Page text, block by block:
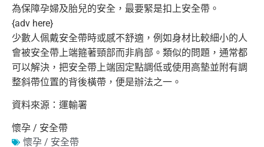
為保障孕婦及胎兒的安全，最要緊是扣上安全帶。
{adv here}
少數人佩戴安全帶時或感不舒適， 例如身材比較細小的人
會被安全帶上端箍著頸部而非肩部。 類似的問題，通常都
可以解決， 把安全帶上端固定點調低或使用高墊並附有調
整斜帶位置的背後橫帶 ，便是辦法之一。
資料來源：運輸署
懷孕 / 安全帶
懷孕 / 安全帶